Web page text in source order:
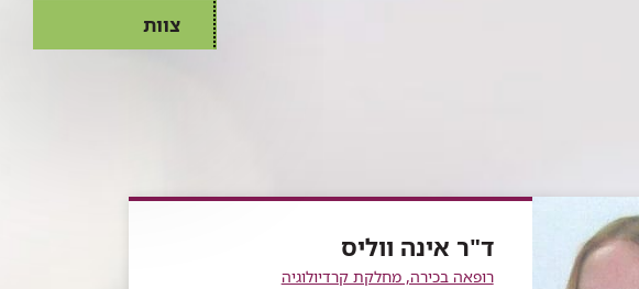
צוות
ד"ר אינה ווליס
רופאה בכירה, מחלקת קרדיולוגיה